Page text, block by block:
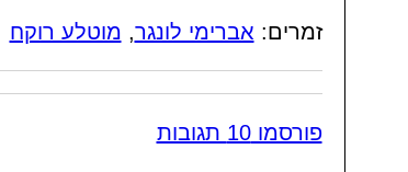
זמרים: אברימי לונגר, מוטלע רוקח
פורסמו 10 תגובות